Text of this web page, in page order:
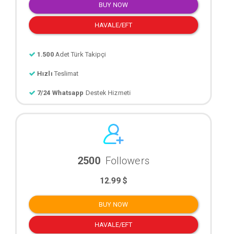
BUY NOW
HAVALE/EFT
1.500 Adet Türk Takipçi
Hızlı Teslimat
7/24 Whatsapp Destek Hizmeti
2500 Followers
12.99 $
BUY NOW
HAVALE/EFT